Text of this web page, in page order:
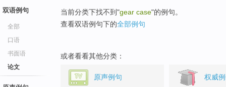
双语例句
全部
口语
书面语
论文
当前分类下找不到"gear case"的例句。
查看双语例句下的全部例句
或者看看其他分类：
原声例句 权威